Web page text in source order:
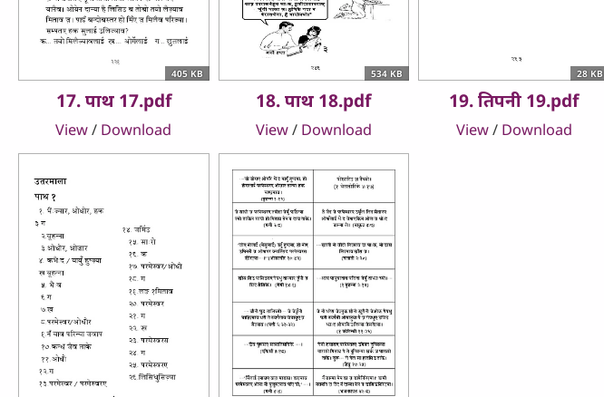
405 KB
17. पाथ 17.pdf
View/ Download
534 KB
18. पाथ 18.pdf
View/ Download
28 KB
19. तिपनी 19.pdf
View/ Download